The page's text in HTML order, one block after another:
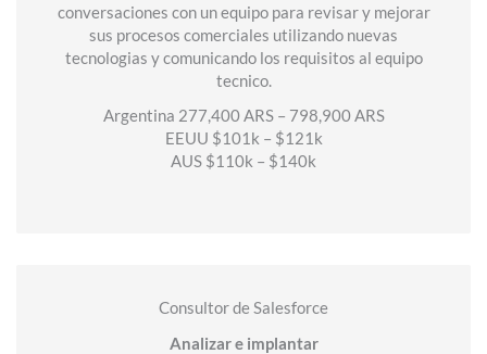
conversaciones con un equipo para revisar y mejorar
sus procesos comerciales utilizando nuevas
tecnologias y comunicando los requisitos al equipo
tecnico.
Argentina 277,400 ARS – 798,900 ARS
EEUU $101k – $121k
AUS $110k – $140k
Consultor de Salesforce
Analizar e implantar